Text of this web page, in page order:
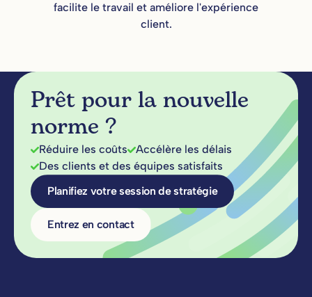
facilite le travail et améliore l'expérience
client.
Prêt pour la nouvelle
norme ?
Réduire les coûts
Accélère les délais
Des clients et des équipes satisfaits
Planifiez votre session de stratégie
Entrez en contact